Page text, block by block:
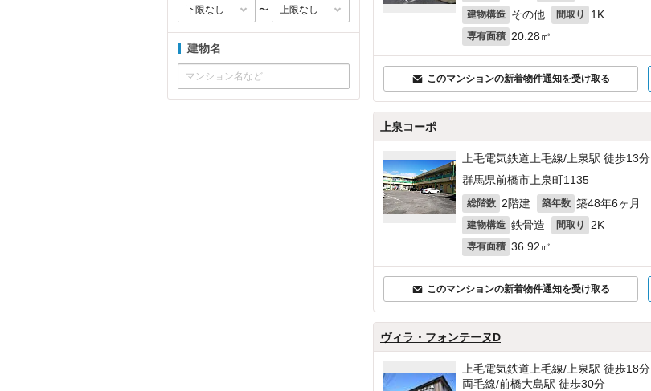
〜
建物名
建物構造 その他 間取り 1K
専有面積 20.28㎡
このマンションの新着物件通知を受け取る
上泉コーポ
上毛電気鉄道上毛線/上泉駅 徒歩13分
群馬県前橋市上泉町1135
総階数 2階建 築年数 築48年6ヶ月
建物構造 鉄骨造 間取り 2K
専有面積 36.92㎡
このマンションの新着物件通知を受け取る
ヴィラ・フォンテーヌD
上毛電気鉄道上毛線/上泉駅 徒歩18分
両毛線/前橋大島駅 徒歩30分